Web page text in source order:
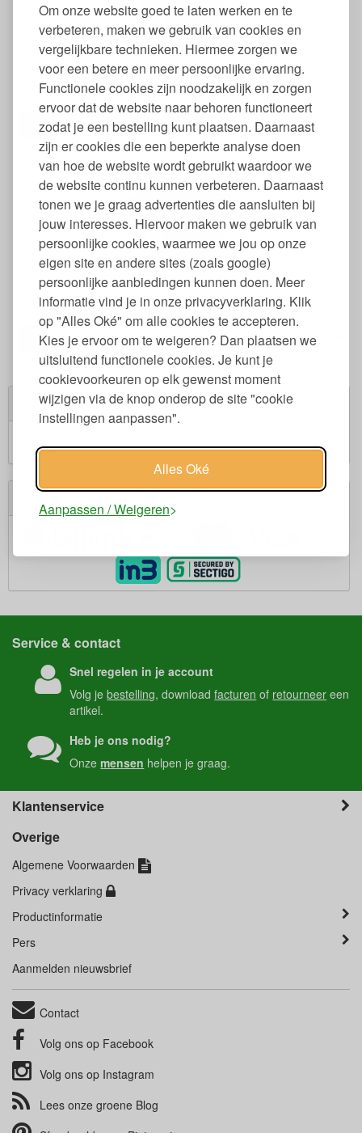
Om onze website goed te laten werken en te
verbeteren, maken we gebruik van cookies en
vergelijkbare technieken. Hiermee zorgen we
voor een betere en meer persoonlijke ervaring.
Functionele cookies zijn noodzakelijk en zorgen
ervoor dat de website naar behoren functioneert
zodat je een bestelling kunt plaatsen. Daarnaast
zijn er cookies die een beperkte analyse doen
van hoe de website wordt gebruikt waardoor we
de website continu kunnen verbeteren. Daarnaast
tonen we je graag advertenties die aansluiten bij
jouw interesses. Hiervoor maken we gebruik van
persoonlijke cookies, waarmee we jou op onze
eigen site en andere sites (zoals google)
persoonlijke aanbiedingen kunnen doen. Meer
informatie vind je in onze privacyverklaring. Klik
op "Alles Oké" om alle cookies te accepteren.
Kies je ervoor om te weigeren? Dan plaatsen we
uitsluitend functionele cookies. Je kunt je
cookievoorkeuren op elk gewenst moment
wijzigen via de knop onderop de site "cookie
instellingen aanpassen".
Alles Oké
Aanpassen / Weigeren
Emaillen Tulband Cakevorm Rond - 22 cm
€70,
Emaillen Tulband Cakevorm Rond - 24 cm
€77,
Winkelwagen
Subtotaal:
€ 0,00
Service & contact
Snel regelen in je account
Volg jebestelling, downloadfacturen of retourneer een
artikel.
Heb je ons nodig?
Onzemensen helpen je graag.
Klantenservice
Overige
Algemene Voorwaarden
Privacy verklaring
Productinformatie
Pers
Aanmelden nieuwsbrief
Contact
Volg ons op Facebook
Volg ons op Instagram
Lees onze groene Blog